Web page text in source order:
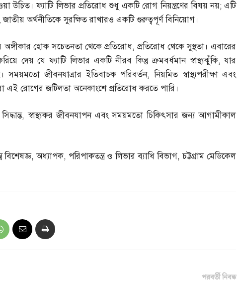
উচিত। ফ্যাটি লিভার প্রতিরোধ শুধু একটি রোগ নিয়ন্ত্রণের বিষয় নয়;এটি
অর্থনীতিকে সুরক্ষিত রাখারও একটি গুরুত্বপূর্ণ বিনিয়োগ।
অঙ্গীকার হোক সচেতনতা থেকে প্রতিরোধ,প্রতিরোধ থেকে সুস্থতা। এবারের
দেয় যে ফ্যাটি লিভার একটি নীরব কিন্তু ক্রমবর্ধমান স্বাস্থ্যঝুঁকি,যার
জীবনযাত্রার ইতিবাচক পরিবর্তন,নিয়মিত স্বাস্থ্যপরীক্ষা এবং
এই রোগের জটিলতা অনেকাংশে প্রতিরোধ করতে পারি।
,স্বাস্থ্যকর জীবনযাপন এবং সময়মতো চিকিৎসার জন্য আগামীকাল
বিশেষজ্ঞ,অধ্যাপক, পরিপাকতন্ত্র ও লিভার ব্যাধি বিভাগ,চট্টগ্রাম মেডিকেল
পরবর্তী নিবন্ধ